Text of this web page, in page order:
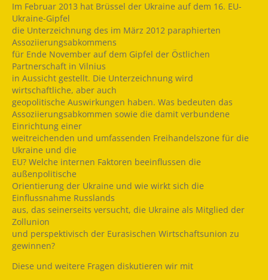
Im Februar 2013 hat Brüssel der Ukraine auf dem 16. EU-
Ukraine-Gipfel
die Unterzeichnung des im März 2012 paraphierten
Assoziierungsabkommens
für Ende November auf dem Gipfel der Östlichen
Partnerschaft in Vilnius
in Aussicht gestellt. Die Unterzeichnung wird
wirtschaftliche, aber auch
geopolitische Auswirkungen haben. Was bedeuten das
Assoziierungsabkommen sowie die damit verbundene
Einrichtung einer
weitreichenden und umfassenden Freihandelszone für die
Ukraine und die
EU? Welche internen Faktoren beeinflussen die
außenpolitische
Orientierung der Ukraine und wie wirkt sich die
Einflussnahme Russlands
aus, das seinerseits versucht, die Ukraine als Mitglied der
Zollunion
und perspektivisch der Eurasischen Wirtschaftsunion zu
gewinnen?
Diese und weitere Fragen diskutieren wir mit